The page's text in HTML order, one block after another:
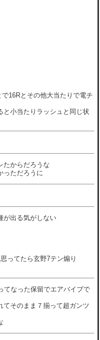
16Rとその他大当たりで電チ
と小当たりラッシュと同じ状
たからだろうな
っただろうに
が出る気がしない
ってたら玄野7テン煽り
てなった保留でエアバイブで
てそのまま７揃って超ガンツ